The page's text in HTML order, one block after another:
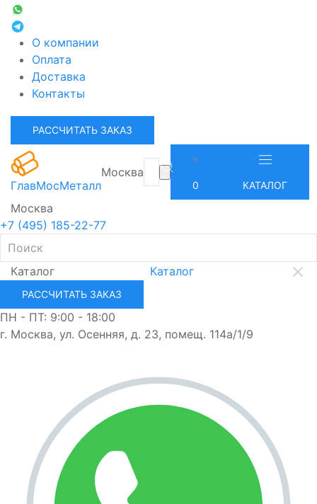
О компании
Оплата
Доставка
Контакты
РАССЧИТАТЬ ЗАКАЗ
ГлавМосМеталл
Москва
0 КАТАЛОГ
Москва
+7 (495) 185-22-77
Каталог Каталог
РАССЧИТАТЬ ЗАКАЗ
ПН - ПТ: 9:00 - 18:00
г. Москва, ул. Осенняя, д. 23, помещ. 114а/1/9